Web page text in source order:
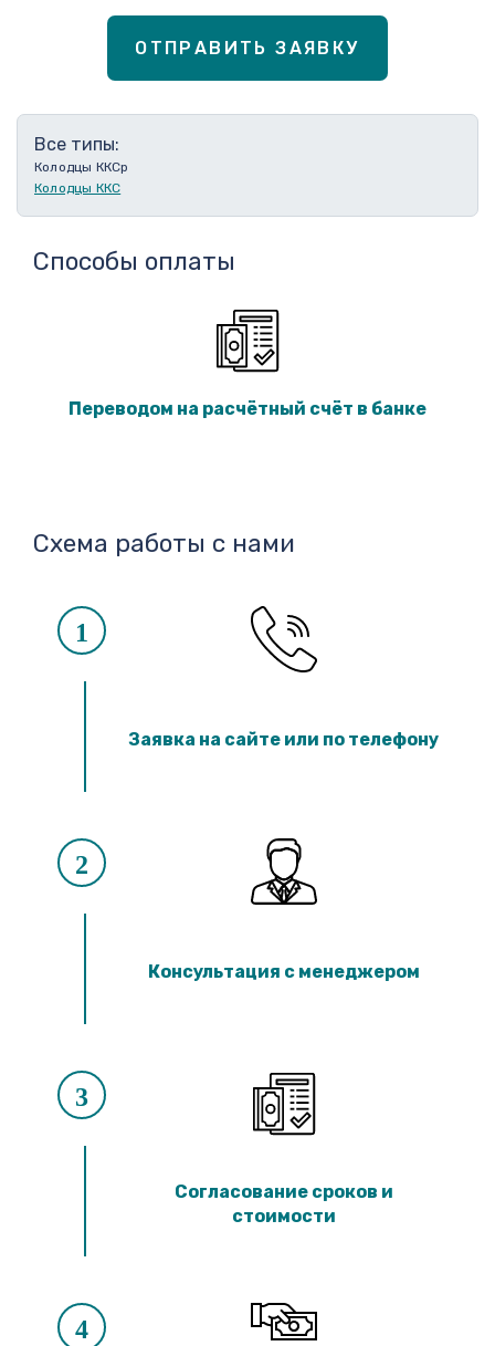
ОТПРАВИТЬ ЗАЯВКУ
Все типы:
Колодцы ККСр
Колодцы ККС
Способы оплаты
Переводом на расчётный счёт в банке
Схема работы с нами
1
Заявка на сайте или по телефону
2
Консультация с менеджером
3
Согласование сроков и
стоимости
4